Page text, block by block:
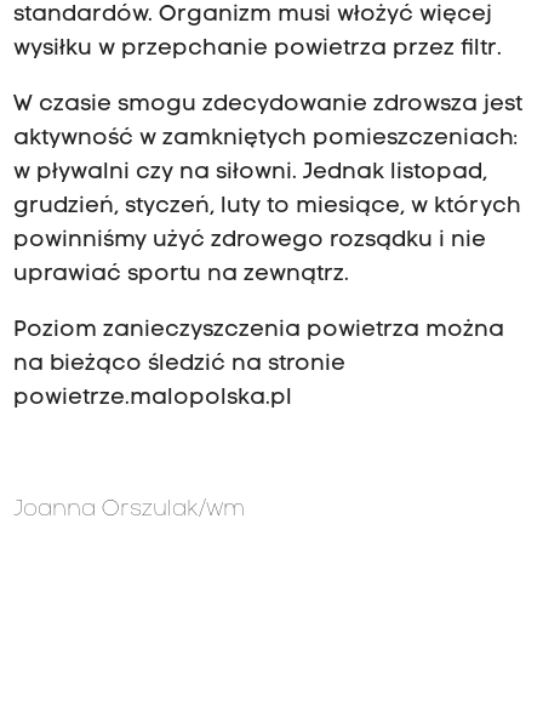
standardów. Organizm musi włożyć więcej
wysiłku w przepchanie powietrza przez filtr.
W czasie smogu zdecydowanie zdrowsza jest
aktywność w zamkniętych pomieszczeniach:
w pływalni czy na siłowni. Jednak listopad,
grudzień, styczeń, luty to miesiące, w których
powinniśmy użyć zdrowego rozsądku i nie
uprawiać sportu na zewnątrz.
Poziom zanieczyszczenia powietrza można
na bieżąco śledzić na stronie
powietrze.malopolska.pl
Joanna Orszulak/wm